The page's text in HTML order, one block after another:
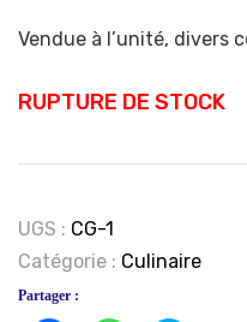
Vendue à l’unité, divers
RUPTURE DE STOCK
UGS : CG-1
Catégorie : Culinaire
Partager :